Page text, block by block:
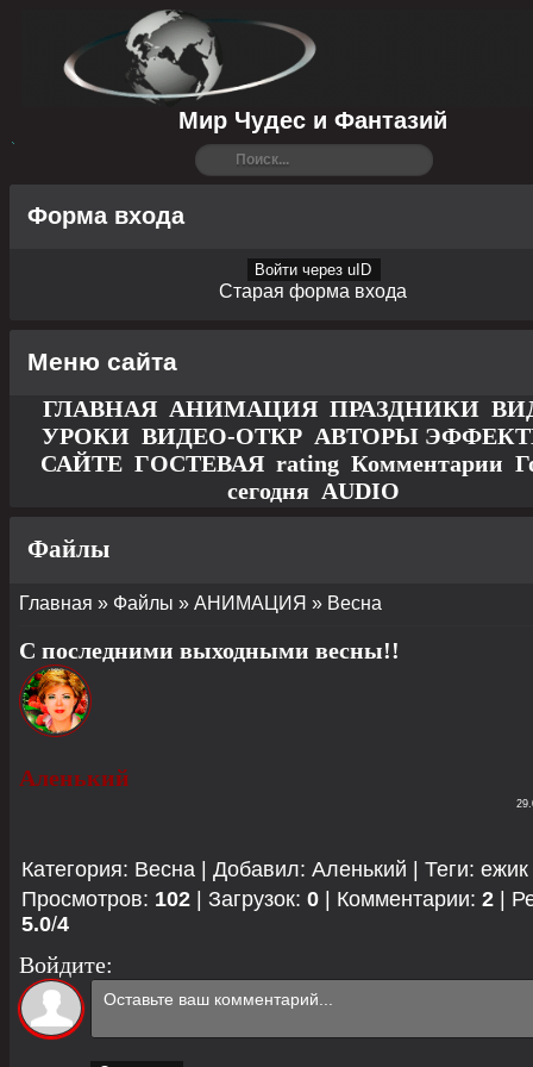
Мир Чудес и Фантазий
Форма входа
Войти через uID
Старая форма входа
Меню сайта
ГЛАВНАЯ АНИМАЦИЯ ПРАЗДНИКИ
УРОКИ ВИДЕО-ОТКР АВТОРЫ
САЙТЕ ГОСТЕВАЯ rating Комментарии
сегодня AUDIO
Файлы
Главная » Файлы » АНИМАЦИЯ » Весна
С последними выходными весны!!
Аленький
Категория: Весна Добавил: Аленький Теги: ежик
Просмотров: 102 Загрузок: 0 Комментарии: 2
5.0/4
Войдите: